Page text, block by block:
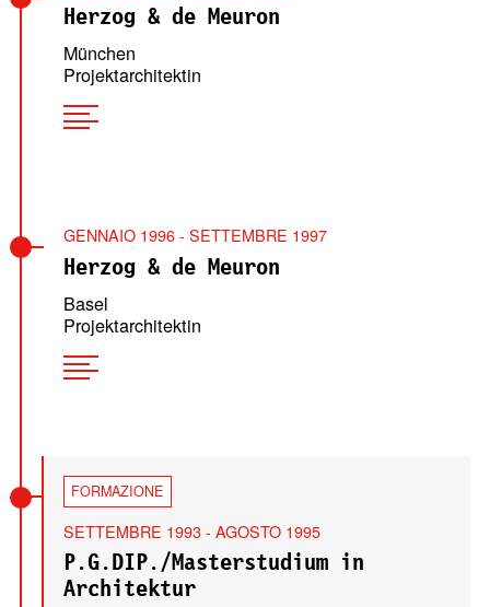
Herzog & de Meuron
München
Projektarchitektin
GENNAIO 1996 - SETTEMBRE 1997
Herzog & de Meuron
Basel
Projektarchitektin
FORMAZIONE
SETTEMBRE 1993 - AGOSTO 1995
P.G.DIP./Masterstudium in
Architektur